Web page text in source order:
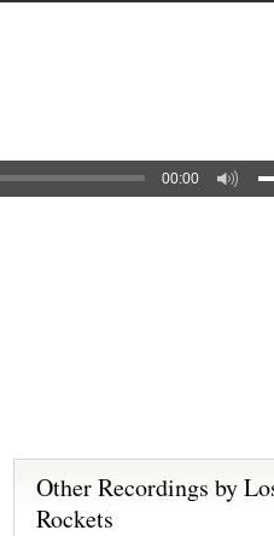
00:00
Other Recordings by
Rockets